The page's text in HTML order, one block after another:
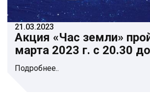
21.03.2023
Акция «Час земли»
марта 2023 г. с 20.30
Подробнее..